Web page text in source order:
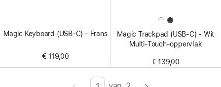
Magic Keyboard (USB-C) - Frans
€ 119,00
Magic Trackpad (USB‑C) - Wit
Multi‑Touch-oppervlak
€ 139,00